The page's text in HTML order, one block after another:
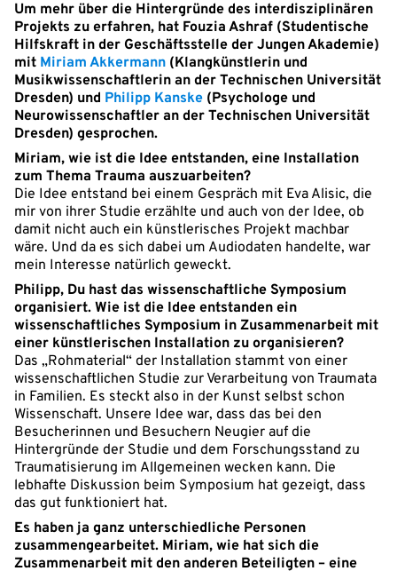
Um mehr über die Hintergründe des interdisziplinären
Projekts zu erfahren, hat Fouzia Ashraf (Studentische
Hilfskraft in der Geschäftsstelle der Jungen Akademie)
mit Miriam Akkermann (Klangkünstlerin und
Musikwissenschaftlerin an der Technischen Universität
Dresden) und Philipp Kanske (Psychologe und
Neurowissenschaftler an der Technischen Universität
Dresden) gesprochen.
Miriam, wie ist die Idee entstanden, eine Installation
zum Thema Trauma auszuarbeiten?
Die Idee entstand bei einem Gespräch mit Eva Alisic, die
mir von ihrer Studie erzählte und auch von der Idee, ob
damit nicht auch ein künstlerisches Projekt machbar
wäre. Und da es sich dabei um Audiodaten handelte, war
mein Interesse natürlich geweckt.
Philipp, Du hast das wissenschaftliche Symposium
organisiert. Wie ist die Idee entstanden ein
wissenschaftliches Symposium in Zusammenarbeit mit
einer künstlerischen Installation zu organisieren?
Das „Rohmaterial“ der Installation stammt von einer
wissenschaftlichen Studie zur Verarbeitung von Traumata
in Familien. Es steckt also in der Kunst selbst schon
Wissenschaft. Unsere Idee war, dass das bei den
Besucherinnen und Besuchern Neugier auf die
Hintergründe der Studie und dem Forschungsstand zu
Traumatisierung im Allgemeinen wecken kann. Die
lebhafte Diskussion beim Symposium hat gezeigt, dass
das gut funktioniert hat.
Es haben ja ganz unterschiedliche Personen
zusammengearbeitet. Miriam, wie hat sich die
Zusammenarbeit mit den anderen Beteiligten – eine